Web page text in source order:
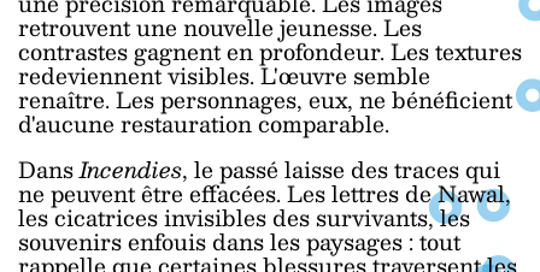
retrouvent une nouvelle jeunesse. Les
contrastes gagnent en profondeur. Les textures
redeviennent visibles. L'œuvre semble
renaître. Les personnages, eux, ne bénéficient
d'aucune restauration comparable.
DansIncendies, le passé laisse des traces qui
ne peuvent être effacées. Les lettres de Nawal,
les cicatrices invisibles des survivants, les
souvenirs enfouis dans les paysages : tout